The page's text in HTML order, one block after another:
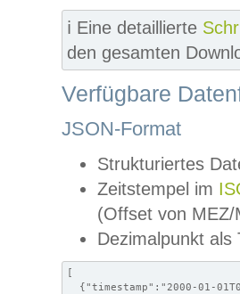
ℹ️ Eine detaillierte
den gesamten
Verfügbare
JSON-Format
Strukturiertes
Zeitstempel im
(Offset von MEZ/
Dezimalpunkt als
[
{"timestamp":"2000-01-